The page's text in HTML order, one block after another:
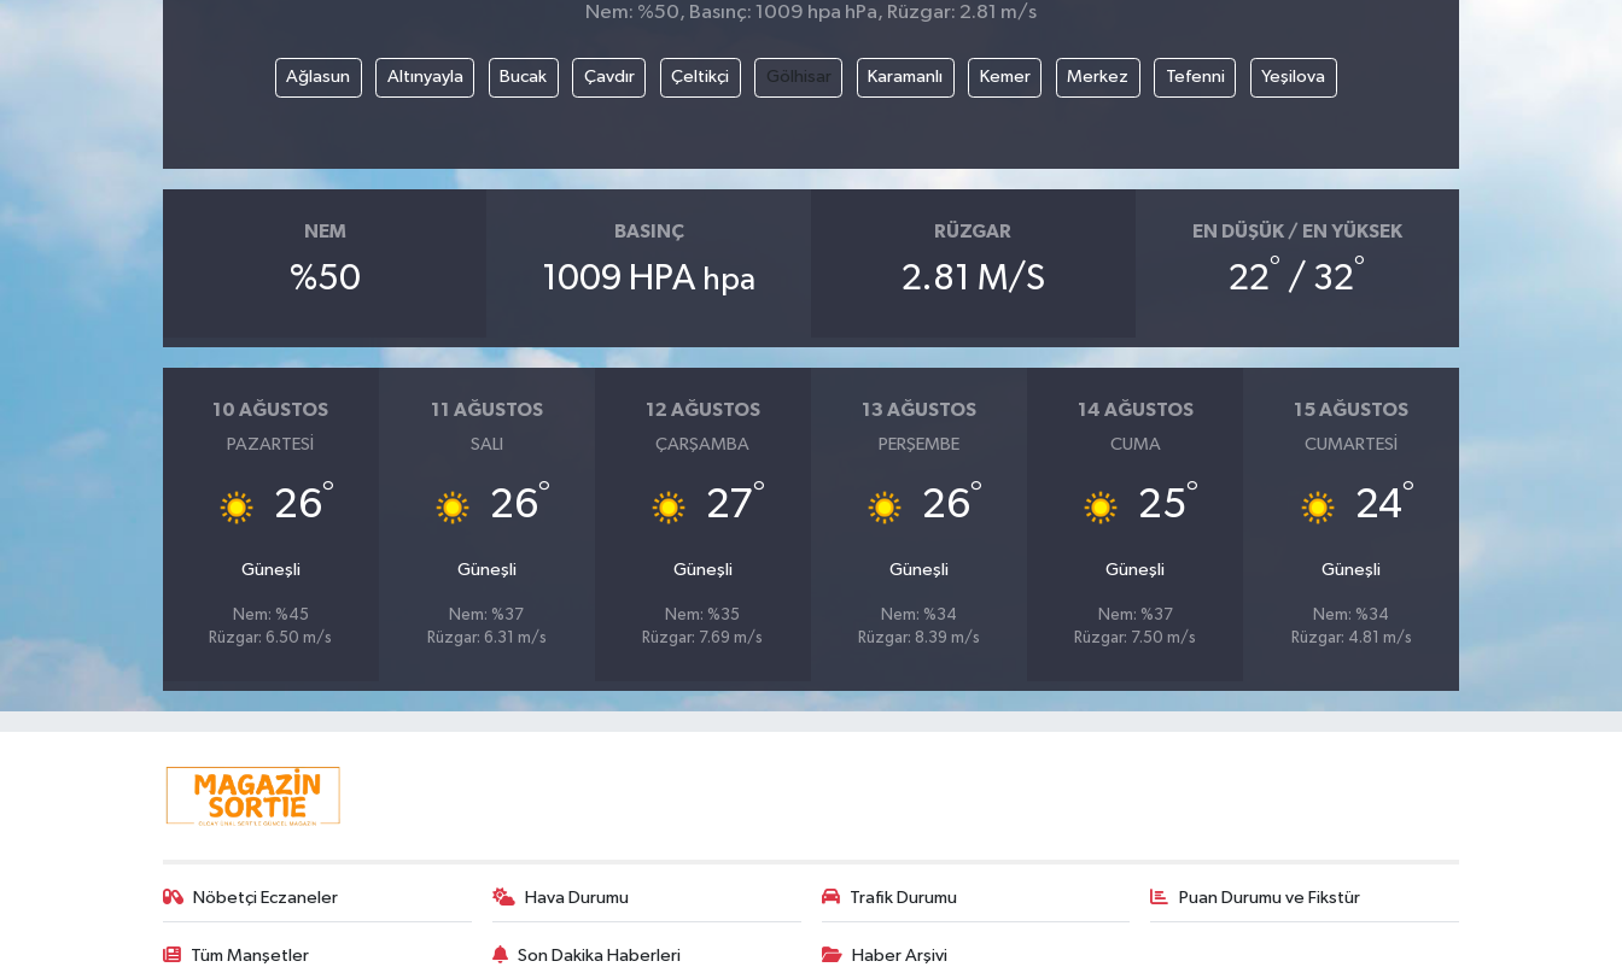
Nem: %50, Basınç: 1009 hpa hPa, Rüzgar: 2.81 m/s
Ağlasun Altınyayla Bucak Çavdır Çeltikçi Gölhisar Karamanlı Kemer Merkez Tefenni Yeşilova
NEM
%50
BASINÇ
1009 HPA hpa
RÜZGAR
2.81 M/S
EN DÜŞÜK / EN YÜKSEK
22° / 32°
10 AĞUSTOS
PAZARTESI
26°
Güneşli
Nem: %45
Rüzgar: 6.50 m/s
11 AĞUSTOS
SALI
26°
Güneşli
Nem: %37
Rüzgar: 6.31 m/s
12 AĞUSTOS
ÇARŞAMBA
27°
Güneşli
Nem: %35
Rüzgar: 7.69 m/s
13 AĞUSTOS
PERŞEMBE
26°
Güneşli
Nem: %34
Rüzgar: 8.39 m/s
14 AĞUSTOS
CUMA
25°
Güneşli
Nem: %37
Rüzgar: 7.50 m/s
15 AĞUSTOS
CUMARTESI
24°
Güneşli
Nem: %34
Rüzgar: 4.81 m/s
Nöbetçi Eczaneler Hava Durumu Trafik Durumu Puan Durumu ve Fikstür
Tüm Manşetler Son Dakika Haberleri Haber Arşivi